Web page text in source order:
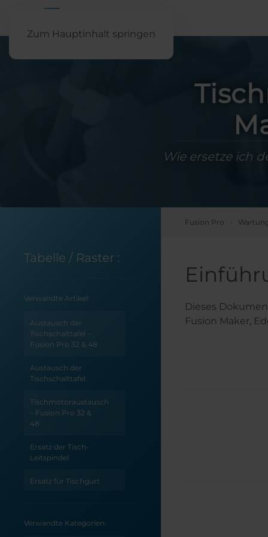
Zum Hauptinhalt springen
Wie ersetze ich
Tabelle / Raster :
Verwandte Artikel:
Austausch der
Tischschalttafel –
Fusion Pro 32 & 48
Austausch der
Tischschalttafel
Tischmotoraustausch
– Fusion Pro 32 &
48
Ersatz der Tisch-
Leitspindel
Ersatz für Tischgurt
Austausch des
Verwandte Kategorien:
Fusion Pro
Dieses
Fusion Maker,